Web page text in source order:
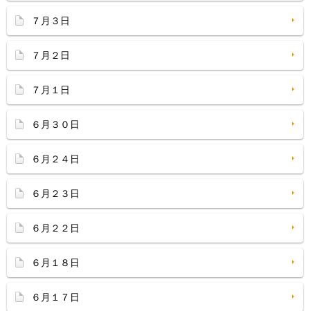
７月３日
７月２日
７月１日
６月３０日
６月２４日
６月２３日
６月２２日
６月１８日
６月１７日